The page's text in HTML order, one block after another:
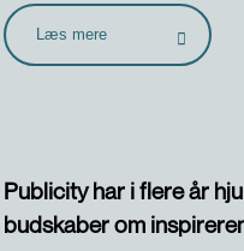
Vi vejleder desuden om
Læs mere
Publicity har i flere år
budskaber om